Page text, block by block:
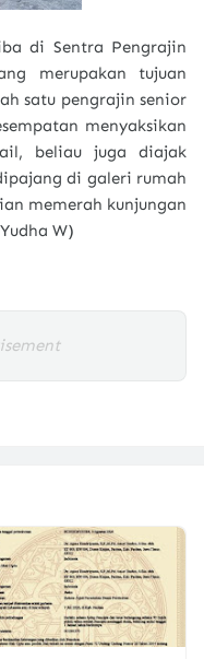
di Sentra Pengrajin
merupakan tujuan
satu pengrajin senior
menyaksikan
beliau juga diajak
di galeri rumah
memerah kunjungan
W)